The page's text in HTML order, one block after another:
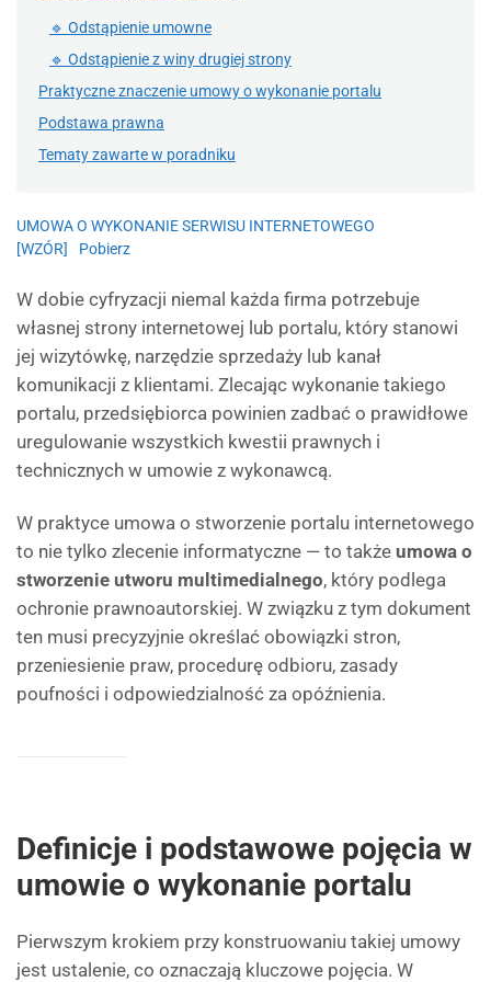
🔹 Odstąpienie umowne
🔹 Odstąpienie z winy drugiej strony
Praktyczne znaczenie umowy o wykonanie portalu
Podstawa prawna
Tematy zawarte w poradniku
UMOWA O WYKONANIE SERWISU INTERNETOWEGO
[WZÓR]
Pobierz
W dobie cyfryzacji niemal każda firma potrzebuje
własnej strony internetowej lub portalu, który stanowi
jej wizytówkę, narzędzie sprzedaży lub kanał
komunikacji z klientami. Zlecając wykonanie takiego
portalu, przedsiębiorca powinien zadbać o prawidłowe
uregulowanie wszystkich kwestii prawnych i
technicznych w umowie z wykonawcą.
W praktyce umowa o stworzenie portalu internetowego
to nie tylko zlecenie informatyczne — to także umowa o
stworzenie utworu multimedialnego, który podlega
ochronie prawnoautorskiej. W związku z tym dokument
ten musi precyzyjnie określać obowiązki stron,
przeniesienie praw, procedurę odbioru, zasady
poufności i odpowiedzialność za opóźnienia.
Definicje i podstawowe pojęcia w
umowie o wykonanie portalu
Pierwszym krokiem przy konstruowaniu takiej umowy
jest ustalenie, co oznaczają kluczowe pojęcia. W